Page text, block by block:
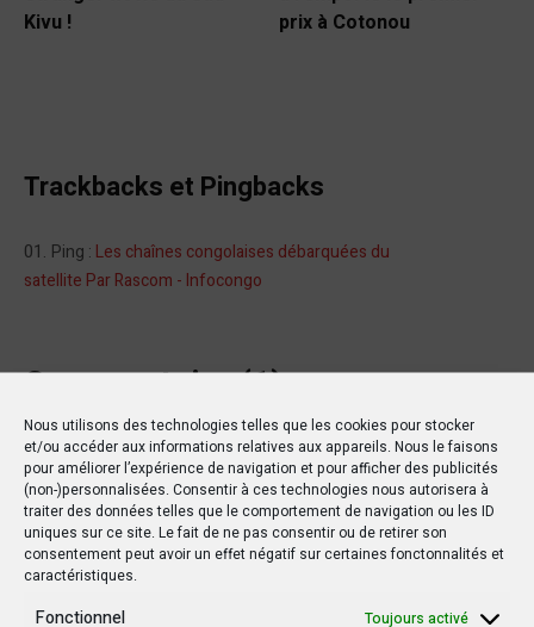
Nous utilisons des technologies telles que les cookies pour stocker
et/ou accéder aux informations relatives aux appareils. Nous le faisons
pour améliorer l’expérience de navigation et pour afficher des publicités
(non-)personnalisées. Consentir à ces technologies nous autorisera à
traiter des données telles que le comportement de navigation ou les ID
uniques sur ce site. Le fait de ne pas consentir ou de retirer son
consentement peut avoir un effet négatif sur certaines fonctonnalités et
caractéristiques.
Fonctionnel Toujours activé
Kivu !
prix à Cotonou
Trackbacks et Pingbacks
Ping : Les chaînes congolaises débarquées du
satellite Par Rascom - Infocongo
Commentaire (1)
Les commentaires sont fermés.